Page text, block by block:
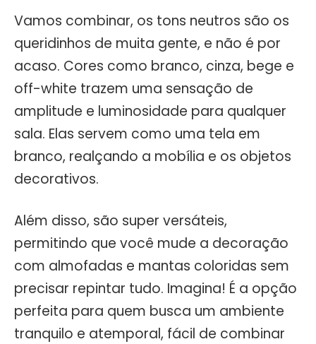
Vamos combinar, os tons neutros são os
queridinhos de muita gente, e não é por
acaso. Cores como branco, cinza, bege e
off-white trazem uma sensação de
amplitude e luminosidade para qualquer
sala. Elas servem como uma tela em
branco, realçando a mobília e os objetos
decorativos.
Além disso, são super versáteis,
permitindo que você mude a decoração
com almofadas e mantas coloridas sem
precisar repintar tudo. Imagina! É a opção
perfeita para quem busca um ambiente
tranquilo e atemporal, fácil de combinar